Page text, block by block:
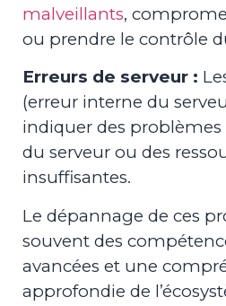
malveillants,
ou prendre le contrôle
Erreurs de serveur :
(erreur interne du
indiquer des
du serveur ou des
insuffisantes.
Le dépannage de ces
souvent des
avancées et une
approfondie de